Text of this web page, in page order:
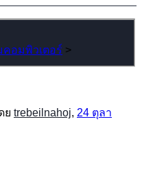
อมพิวเตอร์ >
ย trebeilnahoj, 24 ตุลา